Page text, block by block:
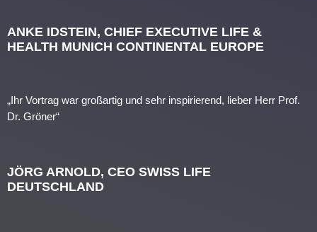
ANKE IDSTEIN, CHIEF EXECUTIVE LIFE &
HEALTH MUNICH CONTINENTAL EUROPE
„Ihr Vortrag war großartig und sehr inspirierend, lieber Herr Prof.
Dr. Gröner“
JÖRG ARNOLD, CEO SWISS LIFE
DEUTSCHLAND